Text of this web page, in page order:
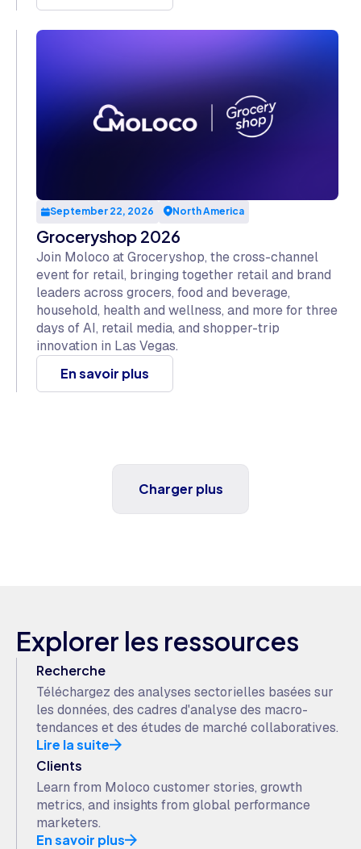
September 22, 2026 North America
Groceryshop 2026
Join Moloco at Groceryshop, the cross-channel
event for retail, bringing together retail and brand
leaders across grocers, food and beverage,
household, health and wellness, and more for three
days of AI, retail media, and shopper-trip
innovation in Las Vegas.
En savoir plus
Charger plus
Explorer les ressources
Recherche
Téléchargez des analyses sectorielles basées sur
les données, des cadres d'analyse des macro-
tendances et des études de marché collaboratives.
Lire la suite
Clients
Learn from Moloco customer stories, growth
metrics, and insights from global performance
marketers.
En savoir plus